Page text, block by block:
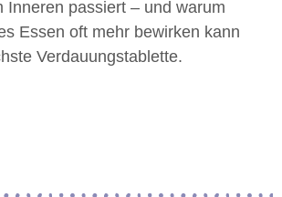
Inneren passiert – und warum
Essen oft mehr bewirken kann
Verdauungstablette.